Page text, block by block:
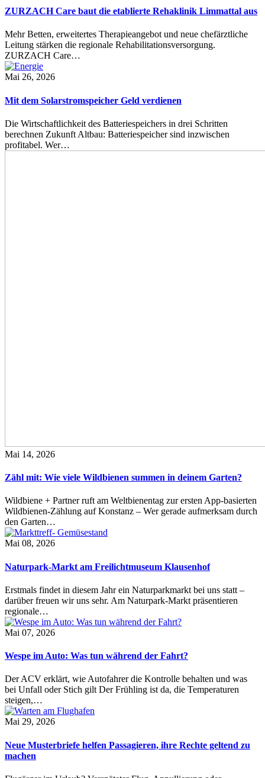
ZURZACH Care baut die etablierte Rehaklinik Limmattal aus
Mehr Betten, erweitertes Therapieangebot und neue chefärztliche
Leitung stärken die regionale Rehabilitationsversorgung.
ZURZACH Care…
Mai 26, 2026
Mit dem Solarstromspeicher Geld verdienen
Die Wirtschaftlichkeit des Batteriespeichers in drei Schritten
berechnen Zukunft Altbau: Batteriespeicher sind inzwischen
profitabel. Wer…
Mai 14, 2026
Zähl mit: Wie viele Wildbienen summen in deinem Garten?
Wildbiene + Partner ruft am Weltbienentag zur ersten App-basierten
Wildbienen-Zählung auf Konstanz – Wer gerade aufmerksam durch
den Garten…
Mai 08, 2026
Naturpark-Markt am Freilichtmuseum Klausenhof
Erstmals findet in diesem Jahr ein Naturparkmarkt bei uns statt –
darüber freuen wir uns sehr. Am Naturpark-Markt präsentieren
regionale…
Mai 07, 2026
Wespe im Auto: Was tun während der Fahrt?
Der ACV erklärt, wie Autofahrer die Kontrolle behalten und was
bei Unfall oder Stich gilt Der Frühling ist da, die Temperaturen
steigen,…
Mai 29, 2026
Neue Musterbriefe helfen Passagieren, ihre Rechte geltend zu
machen